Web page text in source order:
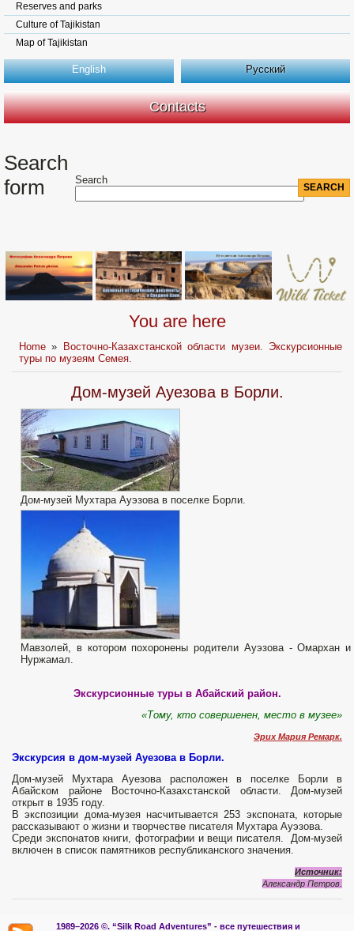
Reserves and parks
Culture of Tajikistan
Map of Tajikistan
English Русский
Contacts
Search
form
Search
You are here
Home »
Восточно-Казахстанской области музеи. Экскурсионные
туры по музеям Семея.
Дом-музей Ауезова в Борли.
Дом-музей Мухтара Ауэзова в поселке Борли.
Мавзолей, в котором похоронены родители Ауэзова - Омархан и
Нуржамал.
Экскурсионные туры в Абайский район.
«Тому, кто совершенен, место в музее»
Эрих Мария Ремарк.
Экскурсия в дом-музей Ауезова в Борли.
Дом-музей Мухтара Ауезова расположен в поселке Борли в
Абайском районе Восточно-Казахстанской области. Дом-музей
открыт в 1935 году.
В экспозиции дома-музея насчитывается 253 экспоната, которые
рассказывают о жизни и творчестве писателя Мухтара Ауэзова.
Среди экспонатов книги, фотографии и вещи писателя. Дом-музей
включен в список памятников республиканского значения.
Источник:
Александр Петров.
1989–2026 ©. “Silk Road Adventures” - все путешествия и